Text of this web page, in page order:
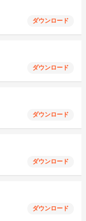
ダウンロード
ダウンロード
ダウンロード
ダウンロード
ダウンロード